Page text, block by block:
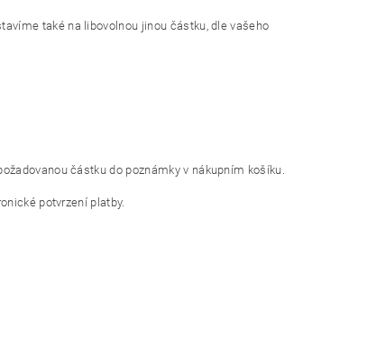
také na libovolnou jinou částku, dle vašeho
částku do poznámky v nákupním košíku.
potvrzení platby.